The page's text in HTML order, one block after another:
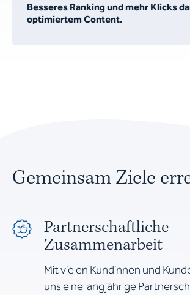
Besseres Ranking und mehr Klicks
optimiertem Content.
Gemeinsam Ziele
Partnerschaftliche
Zusammenarbeit
Mit vielen Kundinnen und
uns eine langjährige